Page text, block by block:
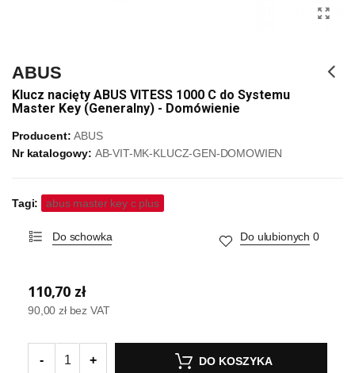
ABUS
Klucz nacięty ABUS VITESS 1000 C do Systemu
Master Key (Generalny) - Domówienie
Producent: ABUS
Nr katalogowy: AB-VIT-MK-KLUCZ-GEN-DOMOWIEN
Tagi: abus master key c plus
Do schowka Do ulubionych 0
110,70 zł
90,00 zł bez VAT
- + DO KOSZYKA